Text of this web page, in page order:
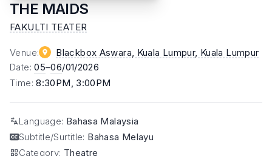
THE MAIDS
FAKULTI TEATER
Venue: Blackbox Aswara, Kuala Lumpur, Kuala Lumpur
Date:05–06/01/2026
Time:8:30PM, 3:00PM
Language: Bahasa Malaysia
Subtitle/Surtitle: Bahasa Melayu
Category: Theatre